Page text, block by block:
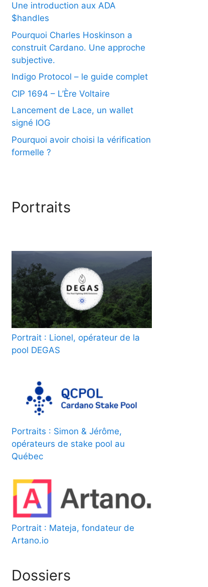
Une introduction aux ADA
$handles
Pourquoi Charles Hoskinson a
construit Cardano. Une approche
subjective.
Indigo Protocol – le guide complet
CIP 1694 – L’Ère Voltaire
Lancement de Lace, un wallet
signé IOG
Pourquoi avoir choisi la vérification
formelle ?
Portraits
Portrait : Lionel, opérateur de la
pool DEGAS
Portraits : Simon & Jérôme,
opérateurs de stake pool au
Québec
Portrait : Mateja, fondateur de
Artano.io
Dossiers